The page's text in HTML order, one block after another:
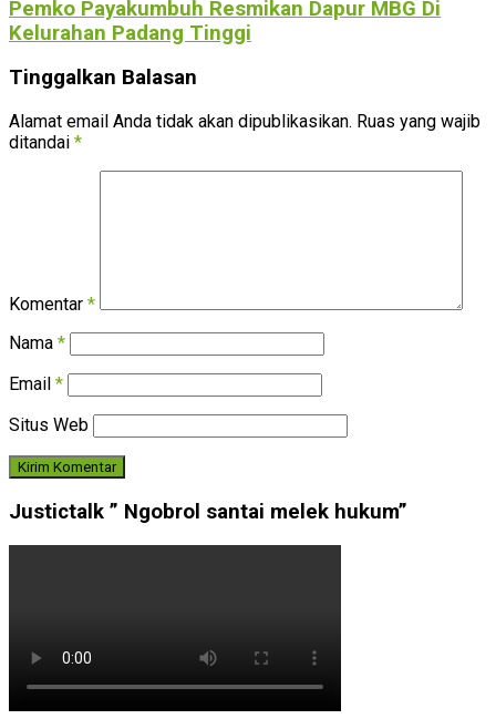
Pemko Payakumbuh Resmikan Dapur MBG Di
Kelurahan Padang Tinggi
Tinggalkan Balasan
Alamat email Anda tidak akan dipublikasikan. Ruas yang wajib
ditandai *
Komentar *
Nama *
Email *
Situs Web
Justictalk ” Ngobrol santai melek hukum”